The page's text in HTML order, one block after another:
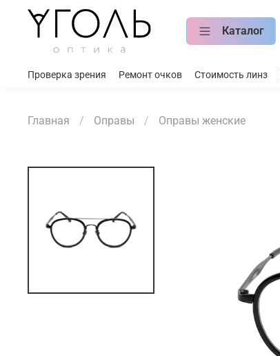
Каталог
Проверка зрения Ремонт очков Стоимость линз
Главная Оправы Оправы женские